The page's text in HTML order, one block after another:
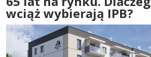
wciąż wybierają IPB?